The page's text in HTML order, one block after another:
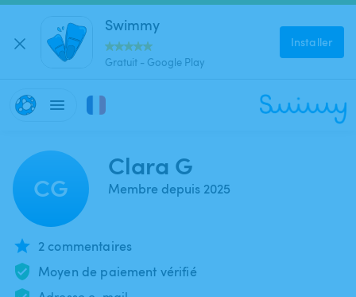
Swimmy
Gratuit - Google Play
Installer
CG
Clara G
Membre depuis 2025
2 commentaires
Moyen de paiement vérifié